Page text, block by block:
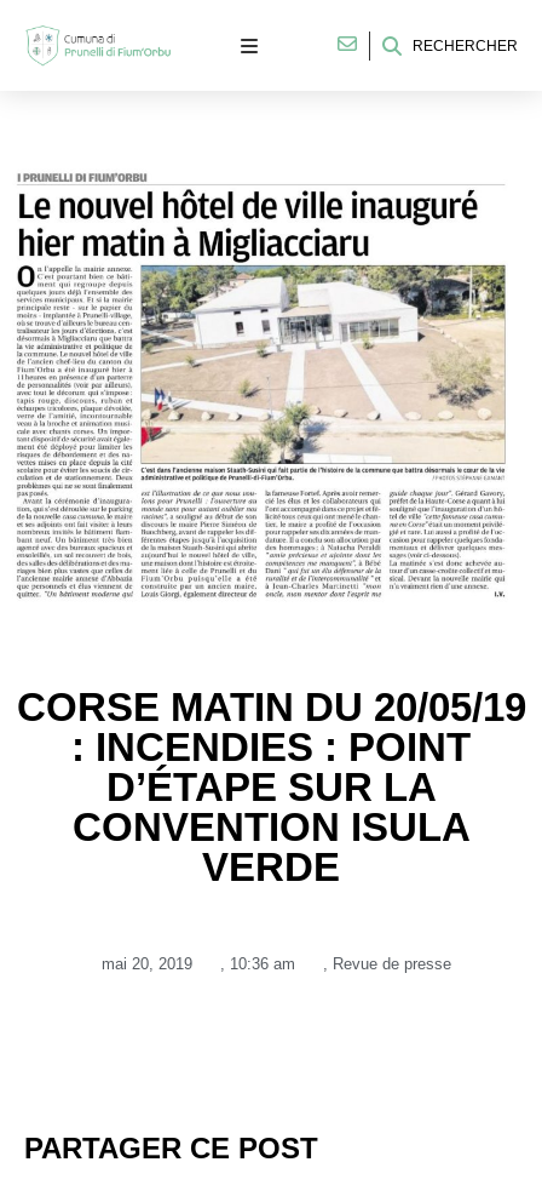
RECHERCHER
CORSE MATIN DU 20/05/19
: INCENDIES : POINT
D’ÉTAPE SUR LA
CONVENTION ISULA
VERDE
mai 20, 2019 10:36 am Revue de presse
PARTAGER CE POST